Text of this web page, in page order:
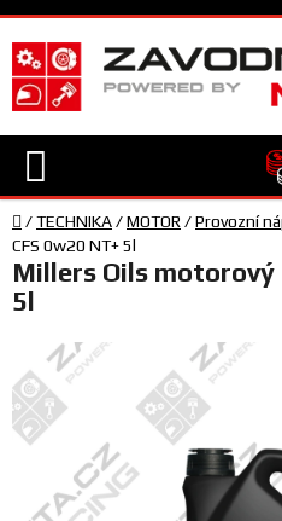
Přejít
na
obsah
TECHNIKA
VYBAVENÍ
JEZDEC
TÝM
SERVIS
Domů
/TECHNIKA/MOTOR /Provozní
CFS 0w20 NT+ 5l
Millers Oils motorový
5l